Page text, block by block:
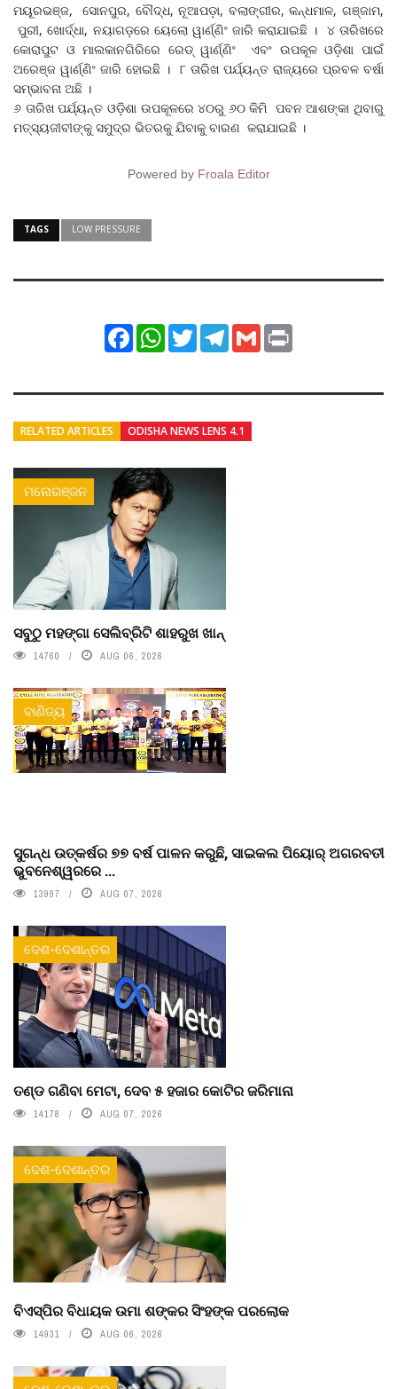
ମୟୂରଭଞ୍ଜ, ସୋନପୁର, ବୌଦ୍ଧ, ନୂଆପଡ଼ା, ବଲାଙ୍ଗୀର, କନ୍ଧମାଳ, ଗଞ୍ଜାମ,
ପୁରୀ, ଖୋର୍ଦ୍ଧା, ନୟାଗଡ଼ରେ ୟେଲୋ ୱାର୍ଣ୍ଣିଂ ଜାରି କରାଯାଇଛି । ୪ ତାରିଖରେ
କୋରାପୁଟ ଓ ମାଲକାନଗିରିରେ ରେଡ୍‌ ୱାର୍ଣ୍ଣିଂ ଏବଂ ଉପକୂଳ ଓଡ଼ିଶା ପାଇଁ
ଅରେଞ୍ଜ ୱାର୍ଣ୍ଣିଂ ଜାରି ହୋଇଛି । ୮ ତାରିଖ ପର୍ଯ୍ୟନ୍ତ ରାଜ୍ୟରେ ପ୍ରବଳ ବର୍ଷା
ସମ୍ଭାବନା ଅଛି ।
୬ ତାରିଖ ପର୍ଯ୍ୟନ୍ତ ଓଡ଼ିଶା ଉପକୂଳରେ ୪୦ରୁ ୬୦ କିମି ପବନ ଆଶଙ୍କା ଥିବାରୁ
ମତ୍ସ୍ୟଜୀବୀଙ୍କୁ ସମୁଦ୍ର ଭିତରକୁ ଯିବାକୁ ବାରଣ କରାଯାଇଛି ।
Powered by Froala Editor
TAGS LOW PRESSURE
FacebookWhatsApp
TwitterTelegram
Gmail
RELATED ARTICLES ODISHA NEWS LENS 4.1
ମନୋରଞ୍ଜନ
ସବୁଠୁ ମହଙ୍ଗା ସେଲିବ୍ରିଟି ଶାହରୁଖ ଖାନ୍
14760 AUG 06, 2026
ବାଣିଜ୍ୟ
ସୁଗନ୍ଧ ଉତ୍କର୍ଷର ୭୭ ବର୍ଷ ପାଳନ କରୁଛି, ସାଇକଲ ପିୟୋର୍‌ ଅଗରବତୀ
ଭୁବନେଶ୍ୱରରେ ...
13997 AUG 07, 2026
ଦେଶ-ଦେଶାନ୍ତର
ତଣ୍ଡ ଗଣିବା ମେଟା, ଦେବ ୫ ହଜାର କୋଟିର ଜରିମାନା
14178 AUG 07, 2026
ଦେଶ-ଦେଶାନ୍ତର
ବିଏସ୍‌ପିର ବିଧାୟକ ଉମା ଶଙ୍କର ସିଂହଙ୍କ ପରଲୋକ
14931 AUG 06, 2026